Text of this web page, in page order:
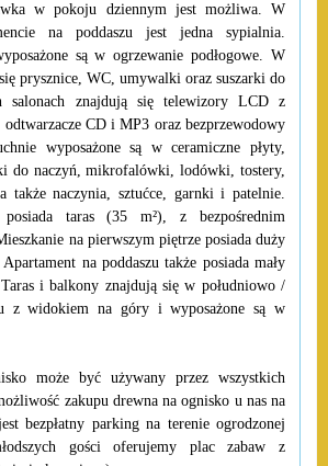
w pokoju dziennym jest możliwa. W
na poddaszu jest jedna sypialnia.
są w ogrzewanie podłogowe. W
prysznice, WC, umywalki oraz suszarki do
salonach znajdują się telewizory LCD z
CD i MP3 oraz bezprzewodowy
wyposażone są w ceramiczne płyty,
do naczyń, mikrofalówki, lodówki, tostery,
także naczynia, sztućce, garnki i patelnie.
posiada taras (35 m²), z bezpośrednim
na pierwszym piętrze posiada duży
na poddaszu także posiada mały
i balkony znajdują się w południowo /
z widokiem na góry i wyposażone są w
może być używany przez wszystkich
zakupu drewna na ognisko u nas na
bezpłatny parking na terenie ogrodzonej
gości oferujemy plac zabaw z